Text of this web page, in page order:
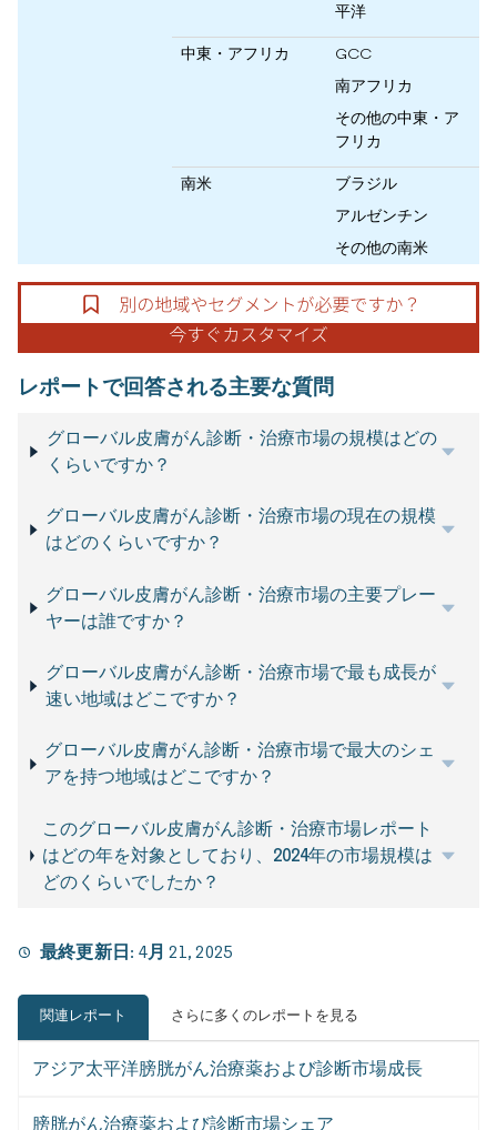
平洋
中東・アフリカ
GCC
南アフリカ
その他の中東・ア
フリカ
南米
ブラジル
アルゼンチン
その他の南米
レポートで回答される主要な質問
グローバル皮膚がん診断・治療市場の規模はどの
くらいですか？
グローバル皮膚がん診断・治療市場の現在の規模
はどのくらいですか？
グローバル皮膚がん診断・治療市場の主要プレー
ヤーは誰ですか？
グローバル皮膚がん診断・治療市場で最も成長が
速い地域はどこですか？
グローバル皮膚がん診断・治療市場で最大のシェ
アを持つ地域はどこですか？
このグローバル皮膚がん診断・治療市場レポート
はどの年を対象としており、2024年の市場規模は
どのくらいでしたか？
最終更新日: 4月 21, 2025
関連レポート さらに多くのレポートを見る
アジア太平洋膀胱がん治療薬および診断市場成長
膀胱がん治療薬および診断市場シェア